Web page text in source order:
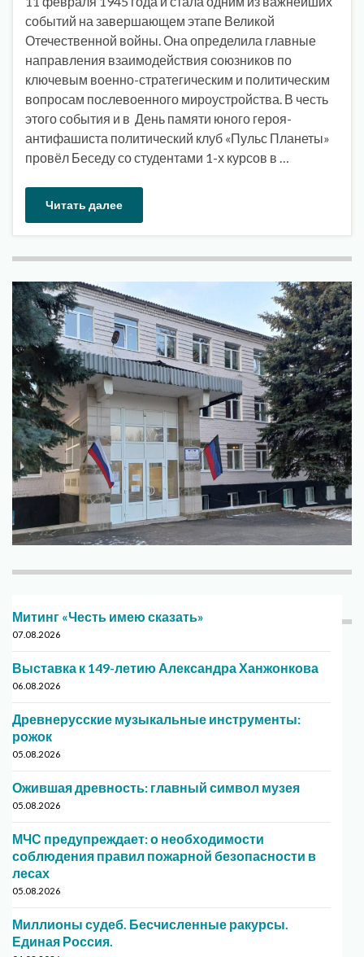
событий на завершающем этапе Великой
Отечественной войны. Она определила главные
направления взаимодействия союзников по
ключевым военно-стратегическим и политическим
вопросам послевоенного мироустройства. В честь
этого события и в День памяти юного героя-
антифашиста политический клуб «Пульс Планеты»
провёл Беседу со студентами 1-х курсов в …
Читать далее
Митинг «Честь имею сказать»
07.08.2026
Выставка к 149-летию Александра Ханжонкова
06.08.2026
Древнерусские музыкальные инструменты:
рожок
05.08.2026
Ожившая древность: главный символ музея
05.08.2026
МЧС предупреждает: о необходимости
соблюдения правил пожарной безопасности в
лесах
05.08.2026
Миллионы судеб. Бесчисленные ракурсы.
Единая Россия.